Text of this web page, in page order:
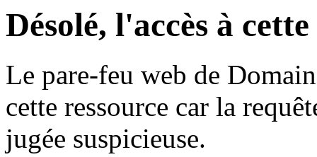
Désolé, l'accès à
Le pare-feu web de
cette ressource car la
jugée suspicieuse.